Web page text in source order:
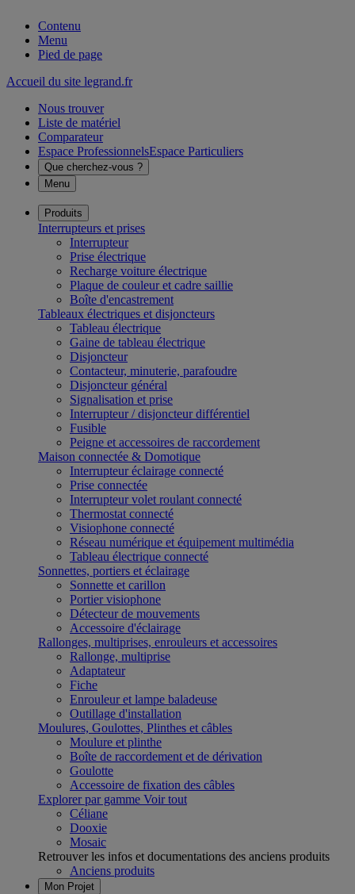
Contenu
Menu
Pied de page
Accueil du site legrand.fr
Nous trouver
Liste de matériel
Comparateur
Espace ProfessionnelsEspace Particuliers
Que cherchez-vous ?
Menu
Produits
Interrupteurs et prises
Interrupteur
Prise électrique
Recharge voiture électrique
Plaque de couleur et cadre saillie
Boîte d'encastrement
Tableaux électriques et disjoncteurs
Tableau électrique
Gaine de tableau électrique
Disjoncteur
Contacteur, minuterie, parafoudre
Disjoncteur général
Signalisation et prise
Interrupteur / disjoncteur différentiel
Fusible
Peigne et accessoires de raccordement
Maison connectée & Domotique
Interrupteur éclairage connecté
Prise connectée
Interrupteur volet roulant connecté
Thermostat connecté
Visiophone connecté
Réseau numérique et équipement multimédia
Tableau électrique connecté
Sonnettes, portiers et éclairage
Sonnette et carillon
Portier visiophone
Détecteur de mouvements
Accessoire d'éclairage
Rallonges, multiprises, enrouleurs et accessoires
Rallonge, multiprise
Adaptateur
Fiche
Enrouleur et lampe baladeuse
Outillage d'installation
Moulures, Goulottes, Plinthes et câbles
Moulure et plinthe
Boîte de raccordement et de dérivation
Goulotte
Accessoire de fixation des câbles
Explorer par gamme Voir tout
Céliane
Dooxie
Mosaic
Retrouver les infos et documentations des anciens produits
Anciens produits
Mon Projet